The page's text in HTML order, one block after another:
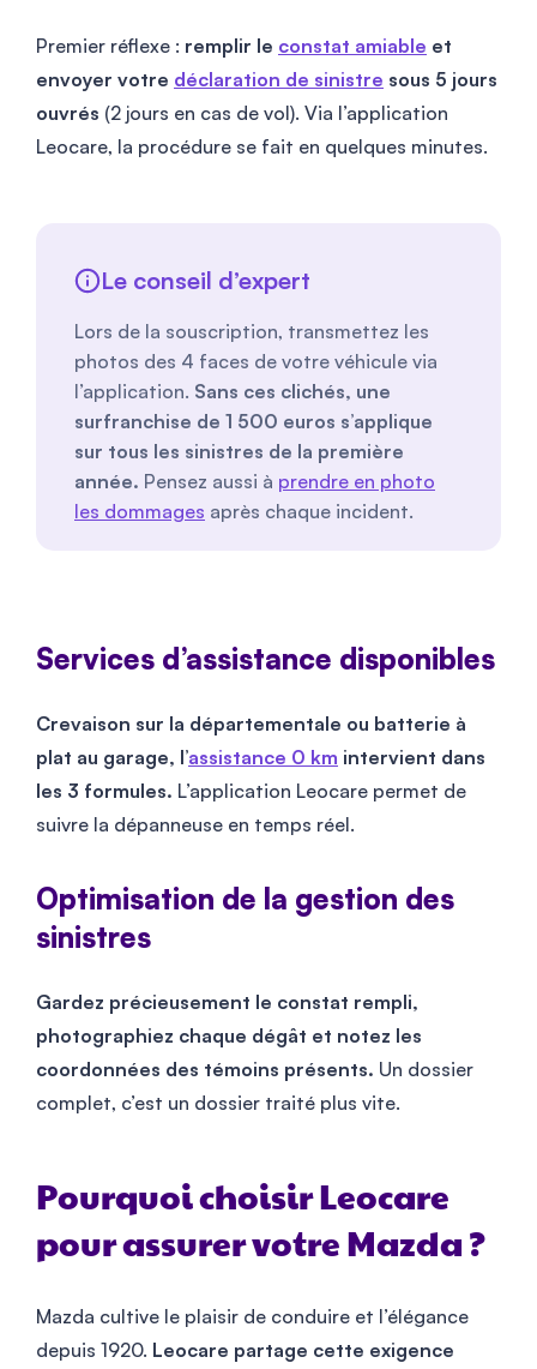
Premier réflexe : remplir le constat amiable et
envoyer votre déclaration de sinistre sous 5 jours
ouvrés (2 jours en cas de vol). Via l’application
Leocare, la procédure se fait en quelques minutes.
Le conseil d’expert
Lors de la souscription, transmettez les
photos des 4 faces de votre véhicule via
l’application. Sans ces clichés, une
surfranchise de 1 500 euros s’applique
sur tous les sinistres de la première
année. Pensez aussi à prendre en photo
les dommages après chaque incident.
Services d’assistance disponibles
Crevaison sur la départementale ou batterie à
plat au garage, l’assistance 0 km intervient dans
les 3 formules. L’application Leocare permet de
suivre la dépanneuse en temps réel.
Optimisation de la gestion des
sinistres
Gardez précieusement le constat rempli,
photographiez chaque dégât et notez les
coordonnées des témoins présents. Un dossier
complet, c’est un dossier traité plus vite.
Pourquoi choisir Leocare
pour assurer votre Mazda ?
Mazda cultive le plaisir de conduire et l’élégance
depuis 1920. Leocare partage cette exigence